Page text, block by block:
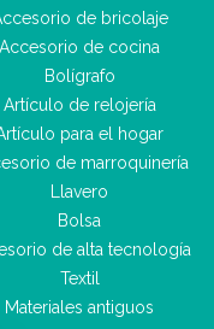
de bricolaje
Accesorio de cocina
Bolígrafo
Artículo de relojería
para el hogar
de marroquinería
Llavero
Bolsa
de alta tecnología
Textil
Materiales antiguos